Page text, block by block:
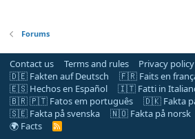
Forums
Contact us Terms and rules Privacy policy
🇩🇪 Fakten auf Deutsch
🇫🇷 Faits en
🇪🇸 Hechos en Español
🇮🇹 Fatti in
🇧🇷 🇵🇹 Fatos em português
🇩🇰 Fakta
🇸🇪 Fakta på svenska
🇳🇴 Fakta på norsk
🌍 Facts
R